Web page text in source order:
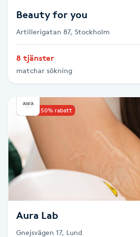
Hyperhidros
Hårbottenbehandling
Hårförlängning
Hårvård
Hälsa
Hälsprickor
Beauty for you
Artillerigatan 87, Stockholm
8 tjänster
matchar sökning
Upp till 50% rabatt
Aura Lab
Gnejsvägen 17, Lund